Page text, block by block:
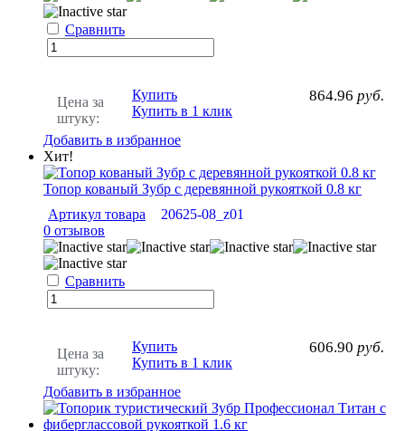
Сравнить
Цена за
штуку:
864.96 руб.
Купить
Купить в 1 клик
Добавить в избранное
Хит!
Топор кованый Зубр с деревянной рукояткой 0.8 кг
Артикул товара
20625-08_z01
0 отзывов
Сравнить
Цена за
штуку:
606.90 руб.
Купить
Купить в 1 клик
Добавить в избранное